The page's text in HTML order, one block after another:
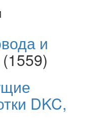
и
(1559)
DKC,